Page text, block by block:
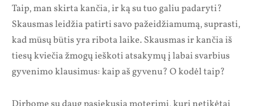
Taip, man skirta kančia, ir ką su tuo galiu padaryti?
Skausmas leidžia patirti savo pažeidžiamumą, suprasti,
kad mūsų būtis yra ribota laike. Skausmas ir kančia iš
tiesų kviečia žmogų ieškoti atsakymų į labai svarbius
gyvenimo klausimus: kaip aš gyvenu? O kodėl taip?